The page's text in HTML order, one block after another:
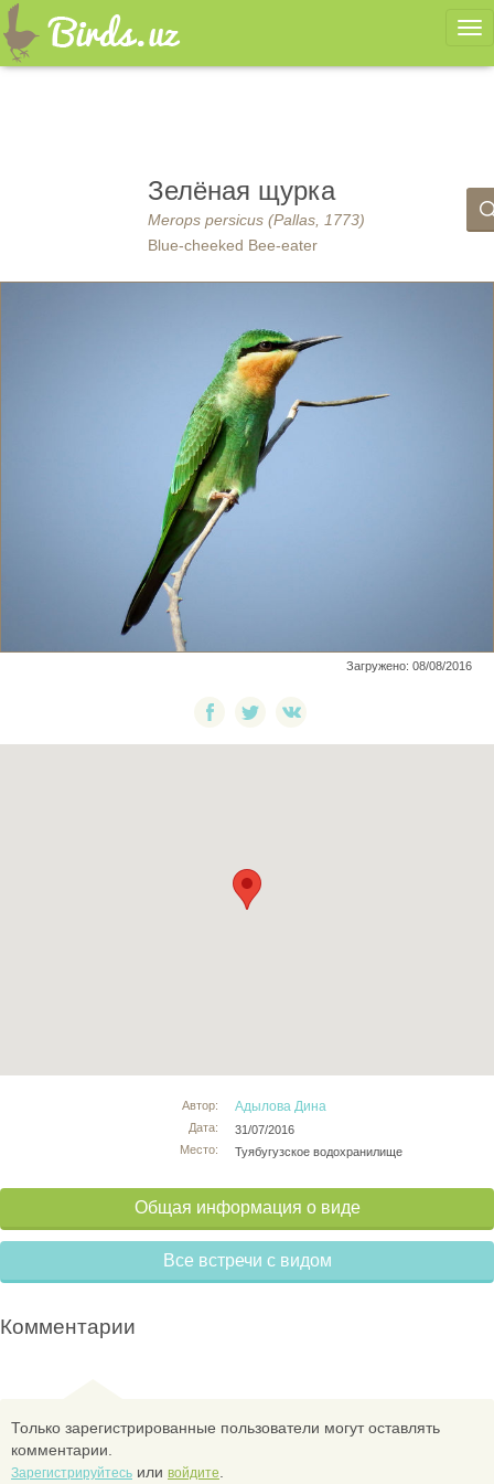
Зелёная щурка
Merops persicus (Pallas, 1773)
Blue-cheeked Bee-eater
Загружено: 08/08/2016
Автор:
Дата:
Место:
Адылова Дина
31/07/2016
Туябугузское водохранилище
Общая информация о виде
Все встречи с видом
Комментарии
Только зарегистрированные пользователи могут оставлять
комментарии.
Зарегистрируйтесь или войдите